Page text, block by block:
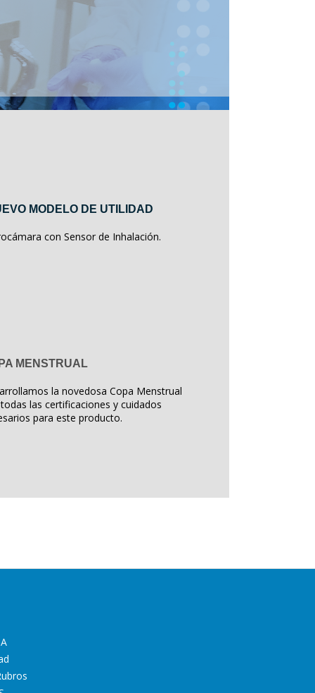
MODELO DE UTILIDAD
con Sensor de Inhalación.
MENSTRUAL
la novedosa Copa Menstrual
las certificaciones y cuidados
para este producto.